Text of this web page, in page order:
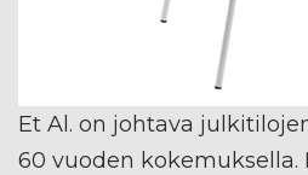
Et Al. on johtava
60 vuoden kokemuksella.